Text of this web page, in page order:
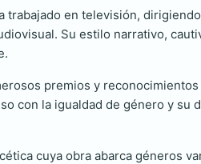
trabajado en televisión,
Su estilo narrativo,
premios y
con la igualdad de género y
cuya obra abarca géneros